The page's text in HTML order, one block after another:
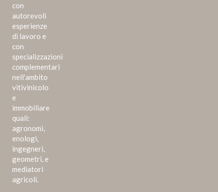
con
autorevoli
esperienze
di lavoro e
con
specializzazioni
complementari
nell'ambito
vitivinicolo
e
immobiliare
quali:
agronomi,
enologi,
ingegneri,
geometri, e
mediatori
agricoli.